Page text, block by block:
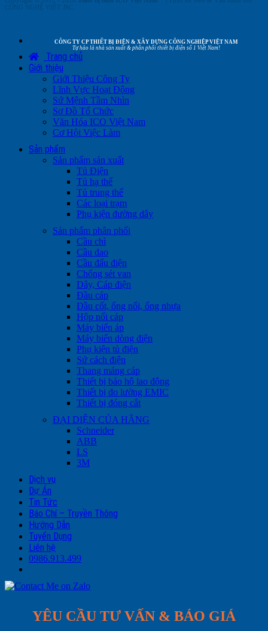
CÔNG NGHỆ VIỆT JSC
CÔNG TY CP THIẾT BỊ ĐIỆN & XÂY DỰNG CÔNG NGHIỆP VIỆT NAM
Tự hào là nhà sản xuất & phân phối thiết bị điện số 1 Việt Nam!
Trang chủ
Giới thiệu
Giới Thiệu Công Ty
Lĩnh Vực Hoạt Động
Sứ Mệnh Tầm Nhìn
Sơ Đồ Tổ Chức
Văn Hóa ICO Việt Nam
Cơ Hội Việc Làm
Sản phẩm
Sản phẩm sản xuất
Tủ Điện
Tủ hạ thế
Tủ trung thế
Các loại trạm
Phụ kiện đường dây
Sản phẩm phân phối
Cầu chì
Cầu dao
Cầu đấu điện
Chống sét van
Dây, Cáp điện
Đầu cáp
Đầu cốt, ống nối, ống nhựa
Hộp nối cáp
Máy biến áp
Máy biến dòng điện
Phụ kiện tủ điện
Sứ cách điện
Thang máng cáp
Thiết bị bảo hộ lao động
Thiết bị đo lường EMIC
Thiết bị đóng cắt
ĐẠI DIỆN CỦA HÃNG
Schneider
ABB
LS
3M
Dịch vụ
Dự Án
Tin Tức
Báo Chí – Truyền Thông
Hướng Dẫn
Tuyển Dụng
Liên hệ
0986.913.499
YÊU CẦU TƯ VẤN & BÁO GIÁ